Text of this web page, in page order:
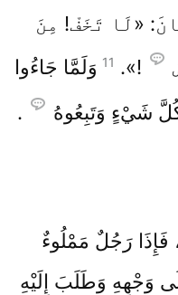
«لَا تَخَفْ! مِنَ
!».
11 وَلَمَّا جَاءُوا
كُلَّ شَيْءٍ وَتَبِعُوهُ
.
رَجُلٌ مَمْلُوءٌ
وَجْهِهِ وَطَلَبَ إِلَيْهِ